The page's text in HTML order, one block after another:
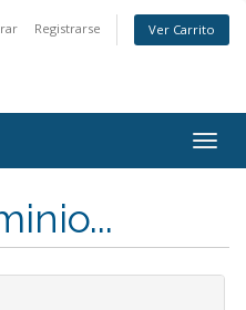
Registrarse Ver Carrito